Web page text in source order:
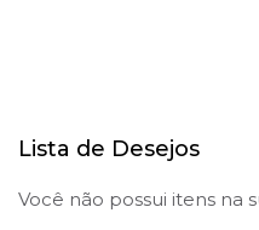
Lista de Desejos
Você não possui itens na